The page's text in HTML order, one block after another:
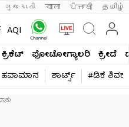
ગુજરાતી বাংলা ਪੰਜਾਬੀ தமிழ்
AQI
ಕ್ರಿಕೆಟ್​ ಫೋಟೋಗ್ಯಾಲರಿ ಕ್ರೀಡೆ
ಹವಾಮಾನ ಶಾರ್ಟ್ಸ್​ #ಡಿಕೆ